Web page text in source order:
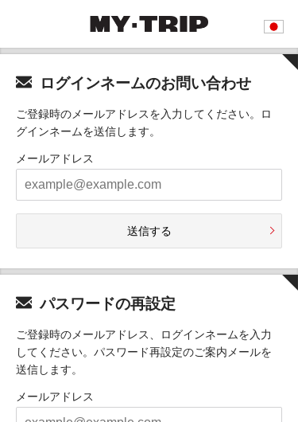
ログインネームのお問い合わせ
ご登録時のメールアドレスを入力してください。ロ
グインネームを送信します。
メールアドレス
送信する
パスワードの再設定
ご登録時のメールアドレス、ログインネームを入力
してください。パスワード再設定のご案内メールを
送信します。
メールアドレス